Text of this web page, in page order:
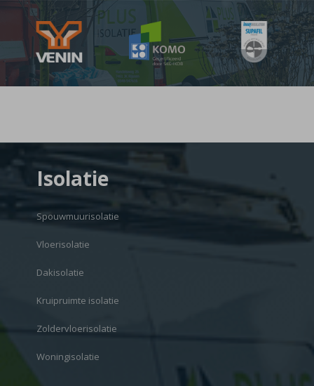
Isolatie
Spouwmuurisolatie
Vloerisolatie
Dakisolatie
Kruipruimte isolatie
Zoldervloerisolatie
Woningisolatie